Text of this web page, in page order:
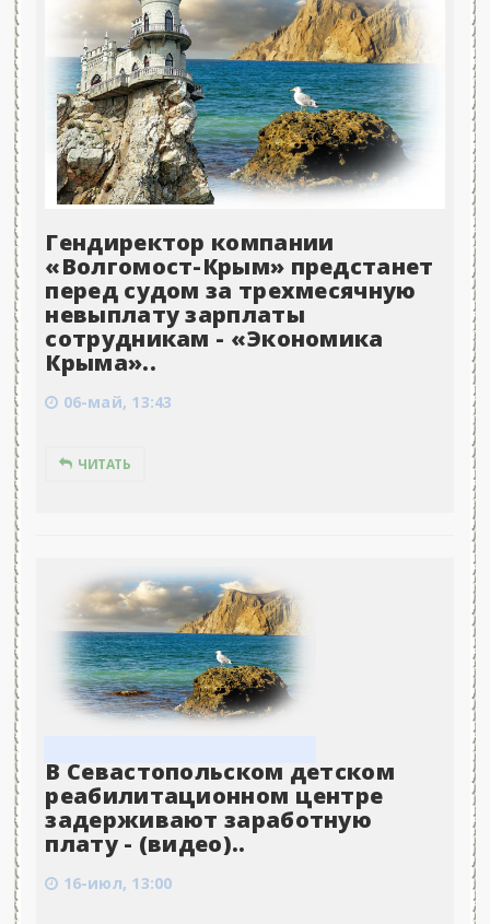
Гендиректор компании
«Волгомост-Крым» предстанет
перед судом за трехмесячную
невыплату зарплаты
сотрудникам - «Экономика
Крыма»..
06-май, 13:43
ЧИТАТЬ
В Севастопольском детском
реабилитационном центре
задерживают заработную
плату - (видео)..
16-июл, 13:00